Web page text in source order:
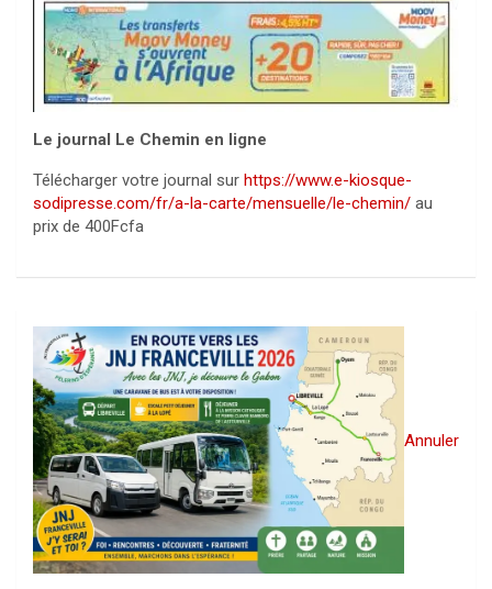
Le journal Le Chemin en ligne
Télécharger votre journal sur https://www.e-kiosque-
sodipresse.com/fr/a-la-carte/mensuelle/le-chemin/ au
prix de 400Fcfa
Annuler